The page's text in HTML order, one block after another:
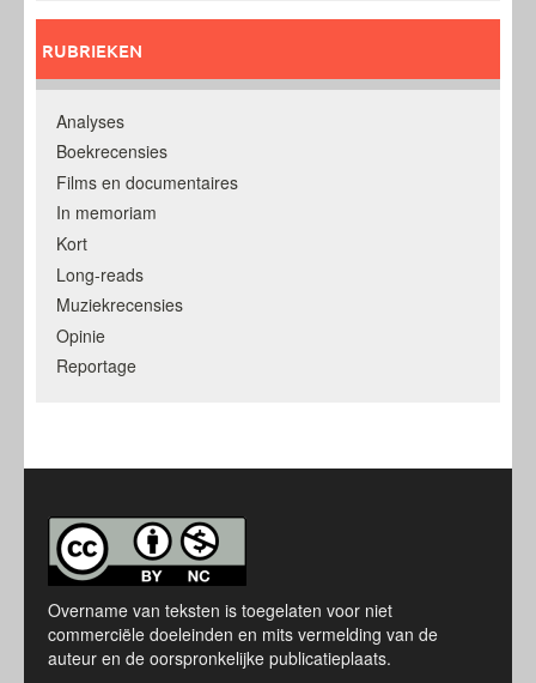
RUBRIEKEN
Analyses
Boekrecensies
Films en documentaires
In memoriam
Kort
Long-reads
Muziekrecensies
Opinie
Reportage
Overname van teksten is toegelaten voor niet
commerciële doeleinden en mits vermelding van de
auteur en de oorspronkelijke publicatieplaats.